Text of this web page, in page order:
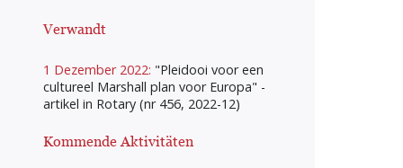
Verwandt
1 Dezember 2022: "Pleidooi voor een
cultureel Marshall plan voor Europa" -
artikel in Rotary (nr 456, 2022-12)
Kommende Aktivitäten